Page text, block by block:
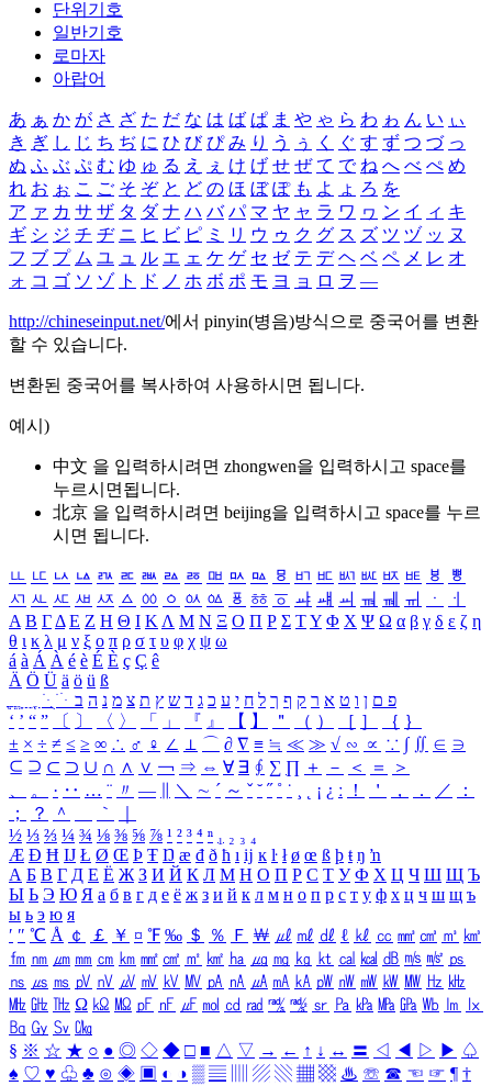
단위기호
일반기호
로마자
아랍어
あ ぁ か が さ ざ た だ な は ば ぱ ま や ゃ ら わ ゎ ん い ぃ
き ぎ し じ ち ぢ に ひ び ぴ み り う ぅ く ぐ す ず つ づ っ
ぬ ふ ぶ ぷ む ゆ ゅ る え ぇ け げ せ ぜ て で ね へ べ ぺ め
れ お ぉ こ ご そ ぞ と ど の ほ ぼ ぽ も よ ょ ろ を
ア ァ カ サ ザ タ ダ ナ ハ バ パ マ ヤ ャ ラ ワ ヮ ン イ ィ キ
ギ シ ジ チ ヂ ニ ヒ ビ ピ ミ リ ウ ゥ ク グ ス ズ ツ ヅ ッ ヌ
フ ブ プ ム ユ ュ ル エ ェ ケ ゲ セ ゼ テ デ ヘ ベ ペ メ レ オ
ォ コ ゴ ソ ゾ ト ド ノ ホ ボ ポ モ ヨ ョ ロ ヲ ―
http://chineseinput.net/에서 pinyin(병음)방식으로 중국어를 변환
할 수 있습니다.
변환된 중국어를 복사하여 사용하시면 됩니다.
예시)
中文 을 입력하시려면 zhongwen을 입력하시고 space를
누르시면됩니다.
北京 을 입력하시려면 beijing을 입력하시고 space를 누르
시면 됩니다.
ㅥ ㅦ ㅧ ㅨ ㅩ ㅪ ㅫ ㅬ ㅭ ㅮ ㅯ ㅰ ㅱ ㅲ ㅳ ㅴ ㅵ ㅶ ㅷ ㅸ
ㅹ
ㅺ ㅻ ㅼ ㅽ ㅾ ㅿ ㆀ ㆁ ㆂ ㆃ ㆄ ㆅ ㆆ ㆇ ㆈ ㆉ ㆊ ㆋ ㆌ ㆍ
ㆎ
Α Β ΓΔ Ε Ζ Η Θ Ι ΚΛ Μ Ν Ξ Ο Π Ρ Σ ΤΥ Φ Χ Ψ Ω α β γ δ ε ζ η
θ ι κ λ μ ν ξ ο π ρ σ τ υ φ χ ψ ω
á à Á À é è É È ç Ç ê
Ä Ö Ü ä ö ü ß
ִֶֹ ֻּ ׁׂ פ ם ן ו ט א ר ק ף ך ל ח י ע כ ג ד ש ץ ת צ מ נ ה ב
‘ ’ “ ” 〔 〕 〈 〉 「 」 『 』 【 】 ＂ （ ） ［ ］ ｛ ｝
± × ÷ ≠ ≤ ≥ ∞ ∴ ♂ ♀ ∠ ⊥ ⌒ ∂ ∇ ≡ ≒ ≪ ≫ √ ∽ ∝ ∵ ∫ ∬ ∈ ∋
⊆ ⊇ ⊂ ⊃ ∪ ∩ ∧ ∨ ￢ ⇒ ⇔ ∀ ∃ ∮ ∑ ∏ ＋ － ＜ ＝
＞
、
。 · ‥ … ¨ 〃 ― ＼ ∼ ´ ～ ˇ ˘ ˝ ˚ ˙ ¸ ¡ ¿ ː ！ ＇ ， ． ／
：
；
？ ＾ ｀
½ ⅓ ⅔ ¼ ¾ ⅛ ⅜ ⅝ ⅞ ¹ ² ³ ⁴ ⁿ ₁ ₂ ₃ ₄
Æ Ð Ħ Ĳ Ł Ø Œ Þ Ŧ Ŋ æ đ ð ħ ı ĳ ĸ ŀ ł ø œ ß þ ŧ ŋ ŉ
А Б В Г Д Е Ё Ж З И Й К Л М Н О П Р С Т У Ф Х Ц Ч Ш Щ Ъ
Ы Ь Э Ю Я а б в г д е ё ж з и й к л м н о п р с т у ф х ц ч ш щ ъ
ы ь э ю я
′ ″ ℃ Å ￠ ￡ ￥ ¤ ℉ ‰ ＄ ％ Ｆ ￦ ㎕ ㎖ ㎗ ℓ ㎘ ㏄ ㎣ ㎤ ㎥ ㎦
㎙ ㎚ ㎛ ㎜ ㎝ ㎞ ㎟ ㎠ ㎡ ㎢ ㏊ ㎍ ㎎ ㎏ ㏏ ㎈ ㎉ ㏈ ㎧ ㎨ ㎰
㎱ ㎲ ㎳ ㎴ ㎵ ㎶ ㎷ ㎸ ㎹ ㎀ ㎁ ㎂ ㎃ ㎄ ㎺ ㎻ ㎽ ㎾ ㎿ ㎐ ㎑
㎒ ㎓ ㎔ Ω ㏀ ㏁ ㎊ ㎋ ㎌ ㏖ ㏅ ㎭ ㎮ ㎯ ㏛ ㎩ ㎪ ㎫ ㎬ ㏝ ㏐
㏓
㏃ ㏉ ㏜ ㏆
§ ※ ☆ ★ ○ ● ◎ ◇ ◆ □ ■ △ ▽ → ← ↑ ↓ ↔ 〓 ◁ ◀ ▷ ▶ ♤
♠ ♡ ♥ ♧ ♣ ⊙ ◈ ▣ ◐ ◑ ▒ ▤ ▨ ▧ ▦ ▩ ♨ ☏ ☎ ☜ ☞ ¶ †